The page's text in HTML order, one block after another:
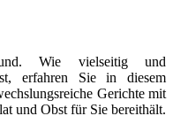
Wie vielseitig und
erfahren Sie in diesem
Gerichte mit
und Obst für Sie bereithält.